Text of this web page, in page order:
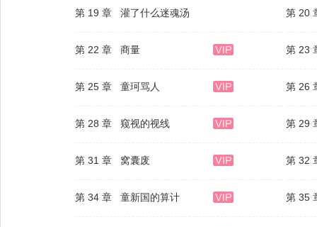
第 19 章 灌了什么迷魂汤 第 20
第 22 章 商量 第 23
第 25 章 童珂骂人 第 26
第 28 章 窥视的视线 第 29
第 31 章 窝囊废 第 32
第 34 章 童新国的算计 第 35